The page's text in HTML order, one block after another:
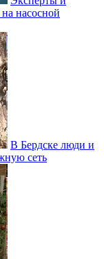
насосной
В Бердске люди и
сеть